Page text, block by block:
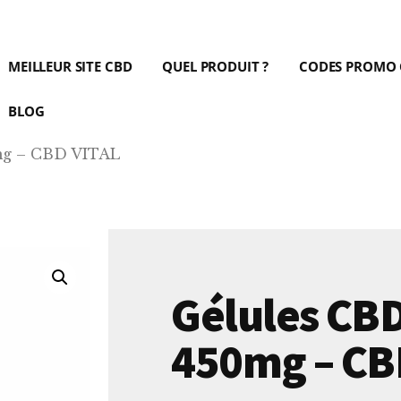
MEILLEUR SITE CBD QUEL PRODUIT ? CODES PROMO
BLOG
– CBD VITAL
Gélules
450mg –